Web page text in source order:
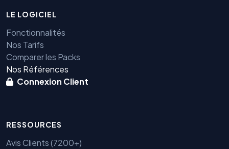
LE LOGICIEL
Fonctionnalités
Nos Tarifs
Comparer les Packs
Nos Références
Connexion Client
RESSOURCES
Avis Clients (7200+)